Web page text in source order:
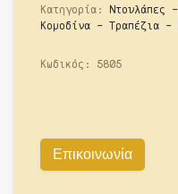
Κατηγορία: Ντουλάπες
Κομοδίνα - Τραπέζια -
Κωδικός: 5805
Επικοινωνία